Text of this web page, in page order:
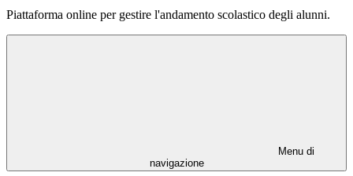
Piattaforma online per gestire l'andamento scolastico degli alunni.
Menu di
navigazione